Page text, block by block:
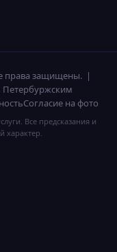
права защищены. |
Согласие на фото
Все предсказания и
характер.